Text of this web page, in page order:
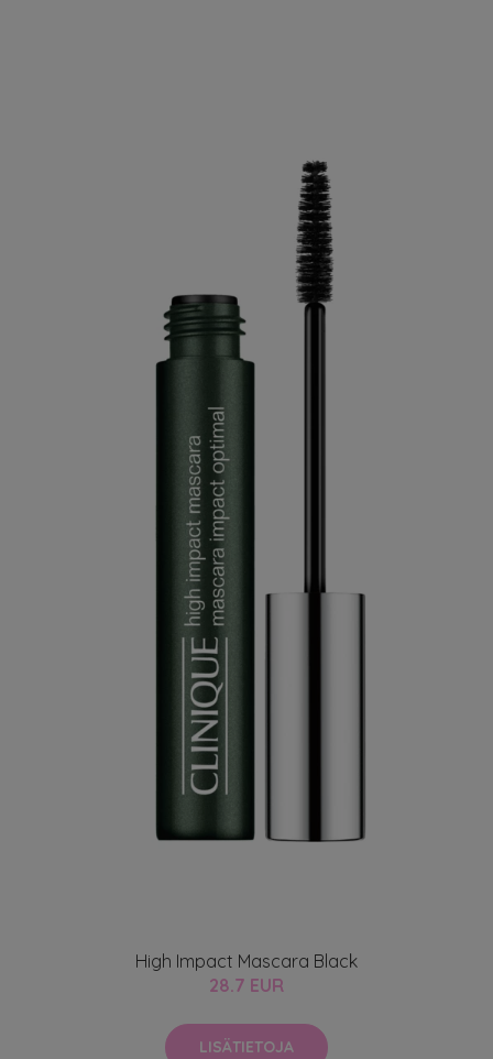
High Impact Mascara Black
28.7 EUR
LISÄTIETOJA